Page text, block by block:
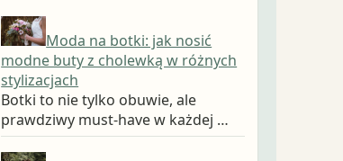
Moda na botki: jak nosić
modne buty z cholewką w różnych
stylizacjach
Botki to nie tylko obuwie, ale
prawdziwy must-have w każdej …